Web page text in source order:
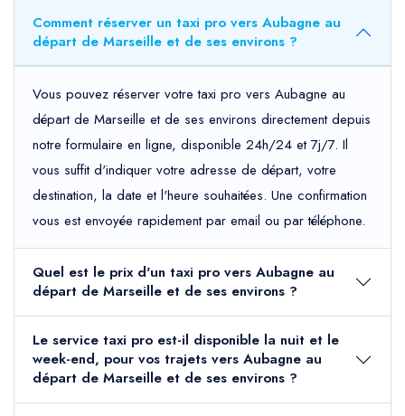
Comment réserver un taxi pro vers Aubagne au
départ de Marseille et de ses environs ?
Vous pouvez réserver votre taxi pro vers Aubagne au
départ de Marseille et de ses environs directement depuis
notre formulaire en ligne, disponible 24h/24 et 7j/7. Il
vous suffit d'indiquer votre adresse de départ, votre
destination, la date et l'heure souhaitées. Une confirmation
vous est envoyée rapidement par email ou par téléphone.
Quel est le prix d'un taxi pro vers Aubagne au
départ de Marseille et de ses environs ?
Le service taxi pro est-il disponible la nuit et le
week-end, pour vos trajets vers Aubagne au
départ de Marseille et de ses environs ?